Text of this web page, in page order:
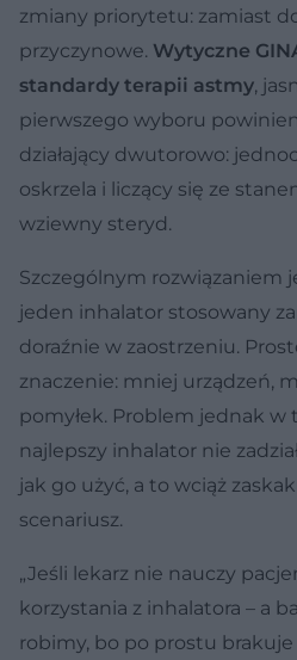
zmiany priorytetu: zamiast
przyczynowe. Wytyczne
standardy terapii astmy,
pierwszego wyboru
działający dwutorowo:
oskrzela i liczący się ze
wziewny steryd.
Szczególnym rozwiązaniem
jeden inhalator stosowany
doraźnie w zaostrzeniu.
znaczenie: mniej urządzeń,
pomyłek. Problem jednak w
najlepszy inhalator nie
jak go użyć, a to wciąż
scenariusz.
„Jeśli lekarz nie nauczy
korzystania z inhalatora – a
robimy, bo po prostu